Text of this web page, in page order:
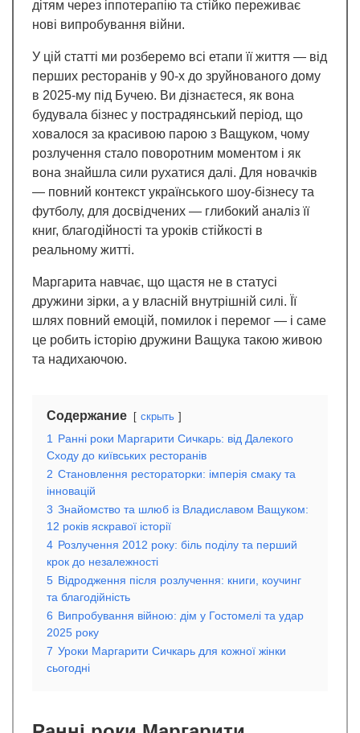
дітям через іппотерапію та стійко переживає
нові випробування війни.
У цій статті ми розберемо всі етапи її життя — від
перших ресторанів у 90-х до зруйнованого дому
в 2025-му під Бучею. Ви дізнаєтеся, як вона
будувала бізнес у пострадянський період, що
ховалося за красивою парою з Ващуком, чому
розлучення стало поворотним моментом і як
вона знайшла сили рухатися далі. Для новачків
— повний контекст українського шоу-бізнесу та
футболу, для досвідчених — глибокий аналіз її
книг, благодійності та уроків стійкості в
реальному житті.
Маргарита навчає, що щастя не в статусі
дружини зірки, а у власній внутрішній силі. Її
шлях повний емоцій, помилок і перемог — і саме
це робить історію дружини Ващука такою живою
та надихаючою.
Содержание скрыть
1
Ранні роки Маргарити Сичкарь: від Далекого
Сходу до київських ресторанів
2 Становлення рестораторки: імперія смаку та
інновацій
3 Знайомство та шлюб із Владиславом Ващуком:
12 років яскравої історії
4 Розлучення 2012 року: біль поділу та перший
крок до незалежності
5 Відродження після розлучення: книги, коучинг
та благодійність
6 Випробування війною: дім у Гостомелі та удар
2025 року
7 Уроки Маргарити Сичкарь для кожної жінки
сьогодні